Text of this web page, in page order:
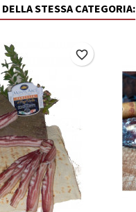
STESSA CATEGORIA:
favorite_border